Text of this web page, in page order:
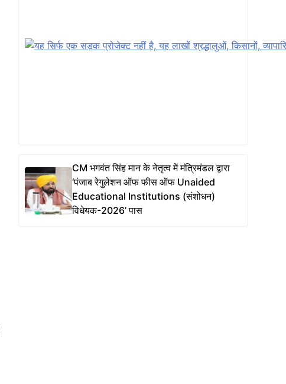
CM भगवंत सिंह मान के नेतृत्व में मंत्रिमंडल द्वारा
‘पंजाब रेगुलेशन ऑफ फीस ऑफ Unaided
Educational Institutions (संशोधन)
विधेयक-2026’ पास